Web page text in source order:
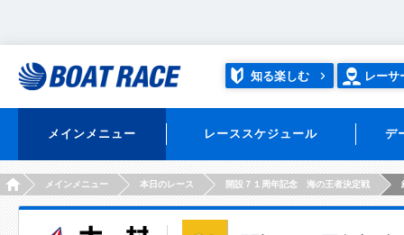
知る楽しむ レーサ
メインメニュー レーススケジュール デ
HOMEメインメニュー 本日のレース 開設７１周年記念 海の王者決定戦